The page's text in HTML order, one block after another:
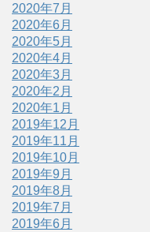
2020年7月
2020年6月
2020年5月
2020年4月
2020年3月
2020年2月
2020年1月
2019年12月
2019年11月
2019年10月
2019年9月
2019年8月
2019年7月
2019年6月